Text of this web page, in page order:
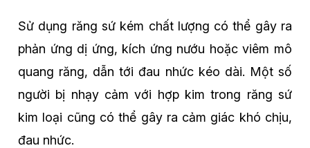
Sử dụng răng sứ kém chất lượng có thể gây ra
phản ứng dị ứng, kích ứng nướu hoặc viêm mô
quang răng, dẫn tới đau nhức kéo dài. Một số
người bị nhạy cảm với hợp kim trong răng sứ
kim loại cũng có thể gây ra cảm giác khó chịu,
đau nhức.